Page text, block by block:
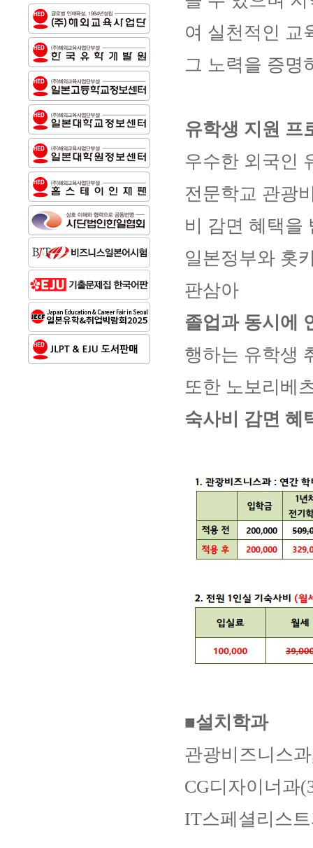
여 실천적인 교
그 노력을 증명
유학생 지원 프
우수한 외국인
전문학교 관광
비 감면 혜택을
일본정부와 홋
판삼아
졸업과 동시에
행하는 유학생
또한 노보리베
숙사비 감면 혜
■설치학과
관광비즈니스
CG디자이너과
IT스페셜리스